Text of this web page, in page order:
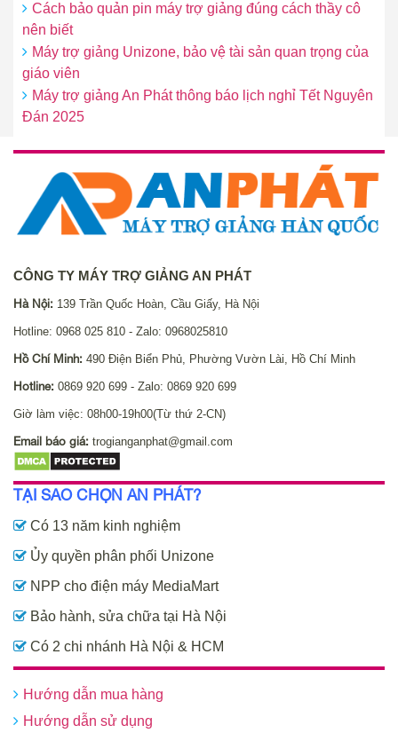
Cách bảo quản pin máy trợ giảng đúng cách thầy cô
nên biết
Máy trợ giảng Unizone, bảo vệ tài sản quan trọng của
giáo viên
Máy trợ giảng An Phát thông báo lịch nghỉ Tết Nguyên
Đán 2025
CÔNG TY MÁY TRỢ GIẢNG AN PHÁT
Hà Nội: 139 Trần Quốc Hoàn, Cầu Giấy, Hà Nội
Hotline: 0968 025 810 - Zalo: 0968025810
Hồ Chí Minh: 490 Điện Biển Phủ, Phường Vườn Lài, Hồ Chí Minh
Hotline: 0869 920 699 - Zalo: 0869 920 699
Giờ làm việc: 08h00-19h00(Từ thứ 2-CN)
Email báo giá: trogianganphat@gmail.com
TẠI SAO CHỌN AN PHÁT?
Có 13 năm kinh nghiệm
Ủy quyền phân phối Unizone
NPP cho điện máy MediaMart
Bảo hành, sửa chữa tại Hà Nội
Có 2 chi nhánh Hà Nội & HCM
Hướng dẫn mua hàng
Hướng dẫn sử dụng